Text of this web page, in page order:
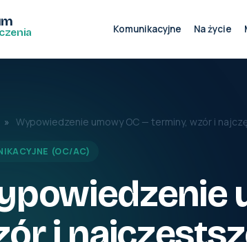
Komunikacyjne Na życie
» Wypowiedzenie umowy OC — terminy, wzór i
(OC/AC)